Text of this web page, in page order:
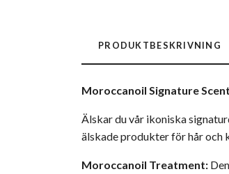
PRODUKTBESKRIVNING
Moroccanoil Signature
Älskar du vår ikoniska
älskade produkter för hår och
Moroccanoil Treatment: